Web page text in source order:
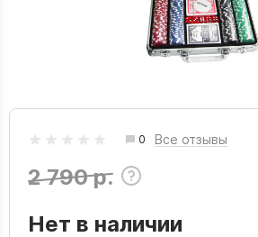
0 Все отзывы
2 790 р.
Нет в наличии